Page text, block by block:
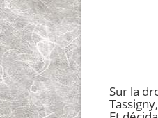
Sur la